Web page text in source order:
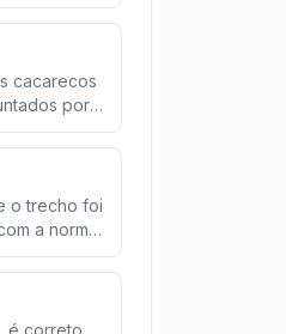
cacarecos
por
o trecho foi
a norma-
é correto